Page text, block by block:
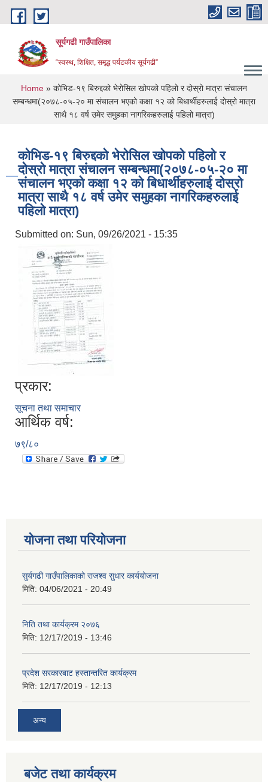
Skip to main content
सूर्यगढी गाउँपालिका
“स्वस्थ, शिक्षित, समृद्ध पर्यटकीय सूर्यगढी”
You are here
Home » कोभिड-१९ बिरुद्दको भेरोसिल खोपको पहिलो र दोस्रो मात्रा संचालन
सम्बन्धमा(२०७८-०५-२० मा संचालन भएको कक्षा १२ को बिधार्थीहरुलाई दोस्रो मात्रा
साथै १८ वर्ष उमेर समुहका नागरिकहरुलाई पहिलो मात्रा)
कोभिड-१९ बिरुद्दको भेरोसिल खोपको पहिलो र
दोस्रो मात्रा संचालन सम्बन्धमा(२०७८-०५-२० मा
संचालन भएको कक्षा १२ को बिधार्थीहरुलाई दोस्रो
मात्रा साथै १८ वर्ष उमेर समुहका नागरिकहरुलाई
पहिलो मात्रा)
Submitted on: Sun, 09/26/2021 - 15:35
प्रकार:
सूचना तथा समाचार
आर्थिक वर्ष:
७९/८०
योजना तथा परियोजना
सुर्यगढी गाउँपालिकाको राजश्व सुधार कार्ययोजना
मिति: 04/06/2021 - 20:49
निति तथा कार्यक्रम २०७६
मिति: 12/17/2019 - 13:46
प्रदेश सरकारबाट हस्तान्तरित कार्यक्रम
मिति: 12/17/2019 - 12:13
अन्य
बजेट तथा कार्यक्रम